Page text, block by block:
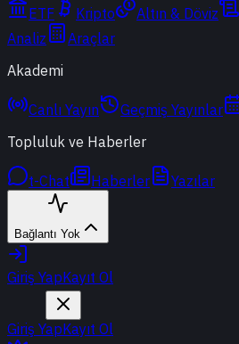
ETF
Kripto Altın & Döviz
Analiz
Araçlar
Akademi
Canlı Yayın Geçmiş Yayınlar
Topluluk ve Haberler
t-Chat Haberler Yazılar
Bağlantı Yok
Giriş YapKayıt Ol
Giriş YapKayıt Ol